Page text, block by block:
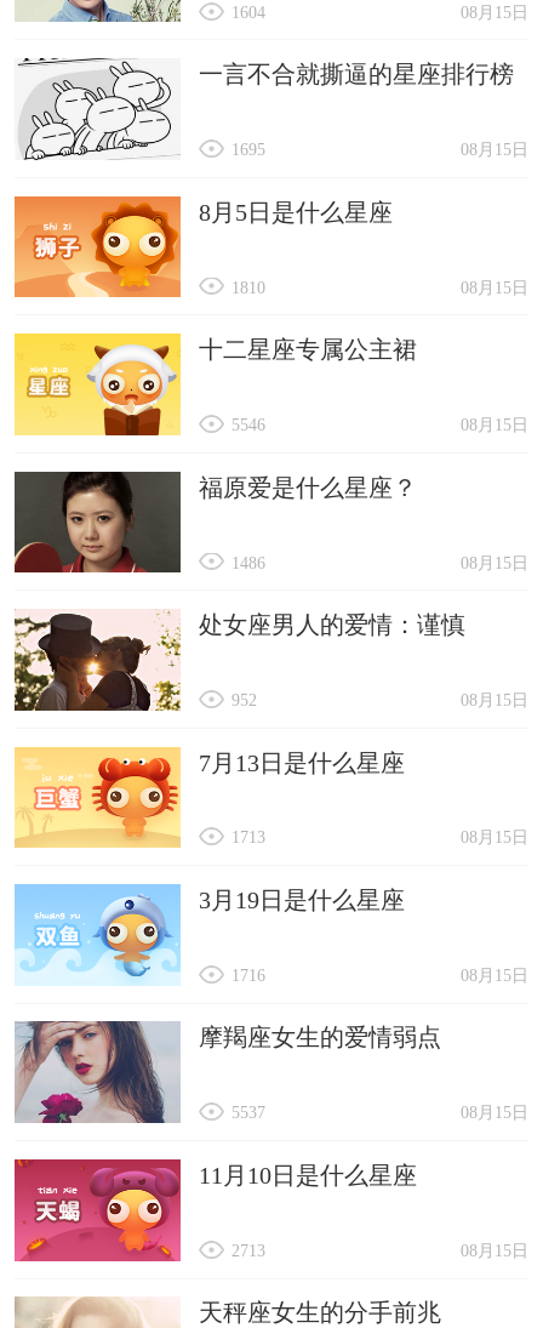
08月15日
1604
一言不合就撕逼的星座排行榜
08月15日
1695
8月5日是什么星座
08月15日
1810
十二星座专属公主裙
08月15日
5546
福原爱是什么星座？
08月15日
1486
处女座男人的爱情：谨慎
08月15日
952
7月13日是什么星座
08月15日
1713
3月19日是什么星座
08月15日
1716
摩羯座女生的爱情弱点
08月15日
5537
11月10日是什么星座
08月15日
2713
天秤座女生的分手前兆